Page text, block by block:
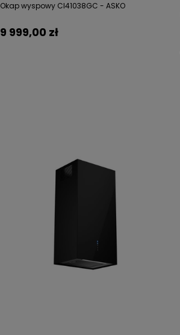
Okap wyspowy CI41038GC - ASKO
9 999,00 zł